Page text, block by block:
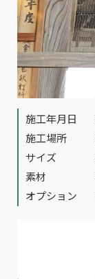
施工年月日
施工場所
サイズ
素材
オプション